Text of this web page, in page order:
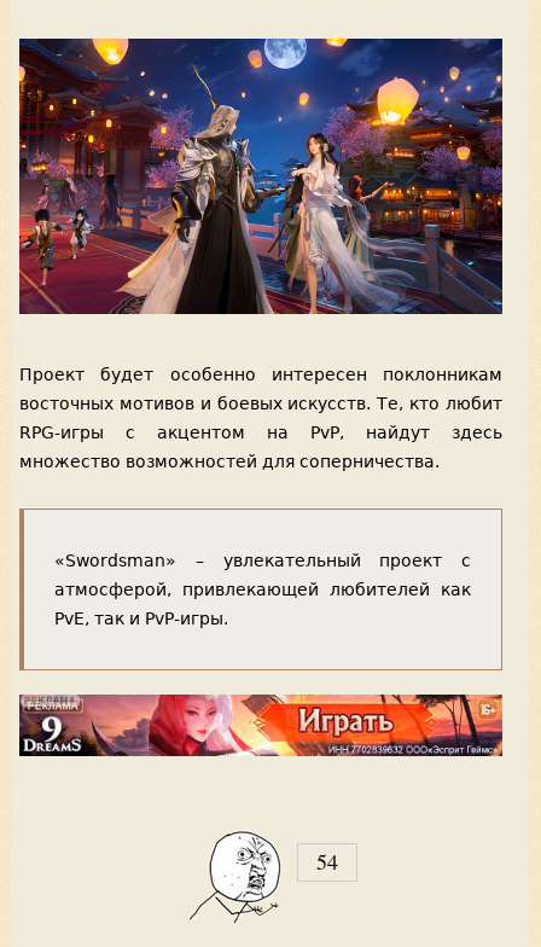
Проект будет особенно интересен поклонникам
восточных мотивов и боевых искусств. Те, кто любит
RPG-игры с акцентом на PvP, найдут здесь
множество возможностей для соперничества.
«Swordsman» – увлекательный проект с
атмосферой, привлекающей любителей как
PvE, так и PvP-игры.
54